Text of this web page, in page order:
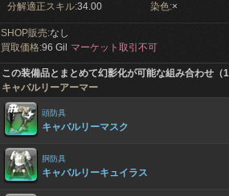
分解適正スキル:34.00 染色:×
SHOP販売:なし
買取価格:96 Gil マーケット取引不可
この装備品とまとめて幻影化が可能な組み合わせ（1
キャバルリーアーマー
頭防具
キャバルリーマスク
胴防具
キャバルリーキュイラス